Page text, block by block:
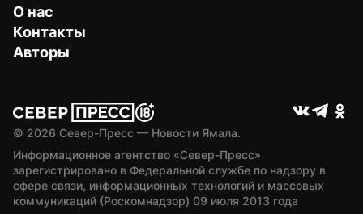
О нас
Контакты
Авторы
© 2026 Север-Пресс — Новости Ямала.
Информационное агентство «Север-Пресс»
зарегистрировано в Федеральной службе по надзору в
сфере связи, информационных технологий и массовых
коммуникаций (Роскомнадзор) 09 июля 2013 года